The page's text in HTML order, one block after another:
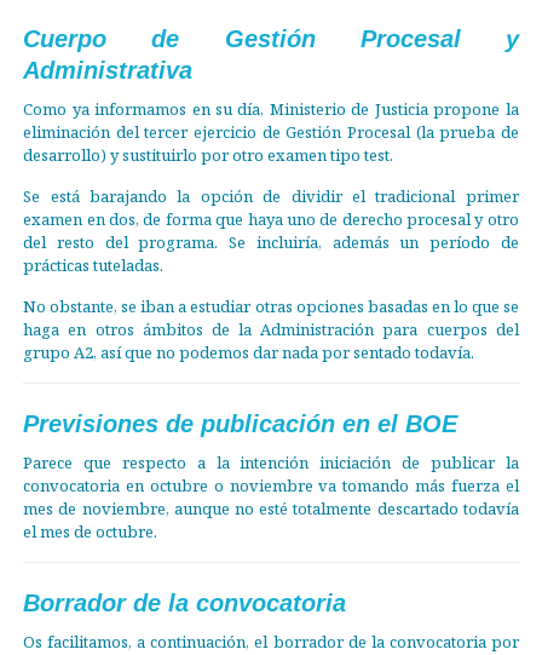
Cuerpo de Gestión Procesal y
Administrativa
Como ya informamos en su día, Ministerio de Justicia propone la
eliminación del tercer ejercicio de Gestión Procesal (la prueba de
desarrollo) y sustituirlo por otro examen tipo test.
Se está barajando la opción de dividir el tradicional primer
examen en dos, de forma que haya uno de derecho procesal y otro
del resto del programa. Se incluiría, además un período de
prácticas tuteladas.
No obstante, se iban a estudiar otras opciones basadas en lo que se
haga en otros ámbitos de la Administración para cuerpos del
grupo A2, así que no podemos dar nada por sentado todavía.
Previsiones de publicación en el BOE
Parece que respecto a la intención iniciación de publicar la
convocatoria en octubre o noviembre va tomando más fuerza el
mes de noviembre, aunque no esté totalmente descartado todavía
el mes de octubre.
Borrador de la convocatoria
Os facilitamos, a continuación, el borrador de la convocatoria por